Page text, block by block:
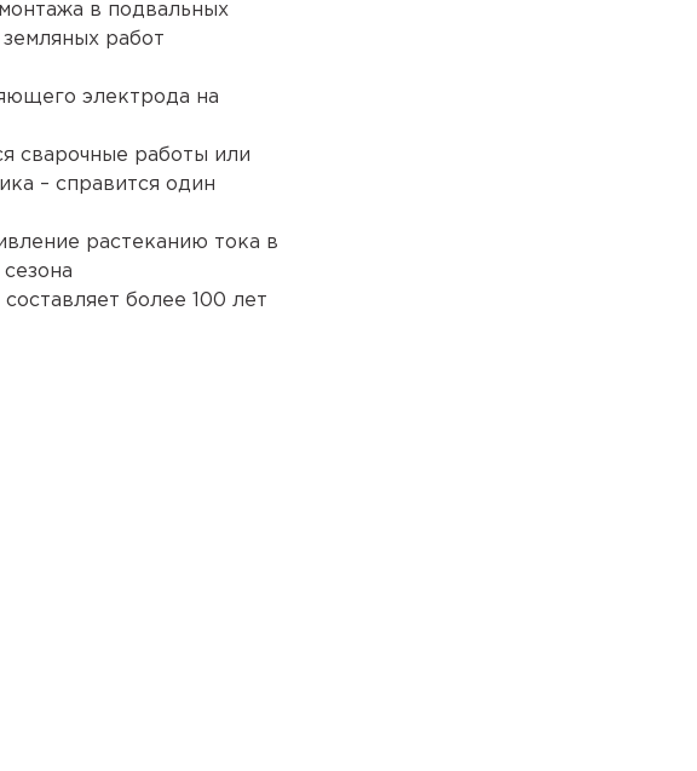
в подвальных
работ
электрода на
сварочные работы или
– справится один
растеканию тока в
более 100 лет